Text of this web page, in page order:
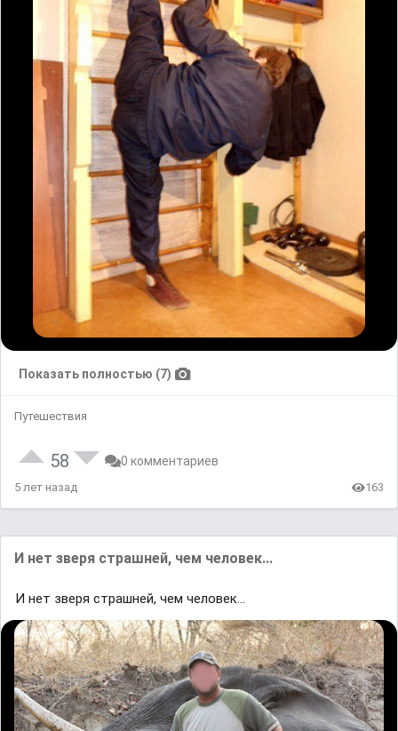
Показать полностью (7)
Путешествия
58 0 комментариев
5 лет назад 163
И нет зверя страшней, чем человек...
И нет зверя страшней, чем человек...